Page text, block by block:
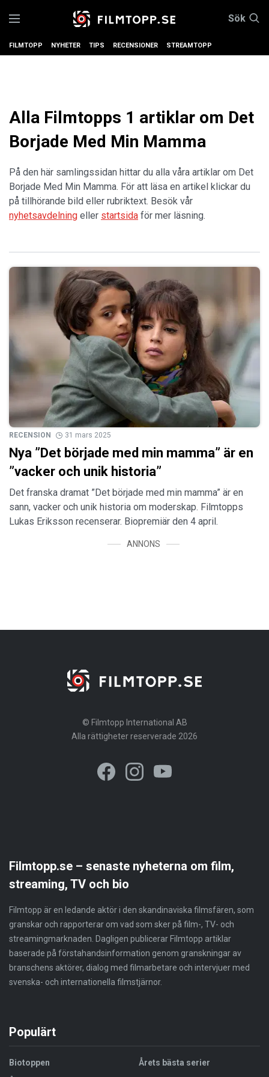
Sök
FILMTOPP NYHETER TIPS RECENSIONER STREAMTOPP
Alla Filmtopps 1 artiklar om Det
Borjade Med Min Mamma
På den här samlingssidan hittar du alla våra artiklar om Det
Borjade Med Min Mamma. För att läsa en artikel klickar du
på tillhörande bild eller rubriktext. Besök vår
nyhetsavdelning eller startsida för mer läsning.
RECENSION 31 mars 2025
Nya ”Det började med min mamma” är en
”vacker och unik historia”
Det franska dramat ”Det började med min mamma” är en
sann, vacker och unik historia om moderskap. Filmtopps
Lukas Eriksson recenserar. Biopremiär den 4 april.
ANNONS
© Filmtopp International AB
Alla rättigheter reserverade 2026
Filmtopp.se – senaste nyheterna om film,
streaming, TV och bio
Filmtopp är en ledande aktör i den skandinaviska filmsfären, som
granskar och rapporterar om vad som sker på film-, TV- och
streamingmarknaden. Dagligen publicerar Filmtopp artiklar
baserade på förstahandsinformation genom granskningar av
branschens aktörer, dialog med filmarbetare och intervjuer med
svenska- och internationella filmstjärnor.
Populärt
Biotoppen
Årets bästa serier